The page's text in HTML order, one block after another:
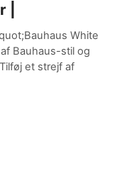
White
Bauhaus-stil og
et strejf af